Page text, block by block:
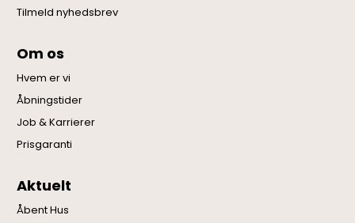
Tilmeld nyhedsbrev
Om os
Hvem er vi
Åbningstider
Job & Karrierer
Prisgaranti
Aktuelt
Åbent Hus